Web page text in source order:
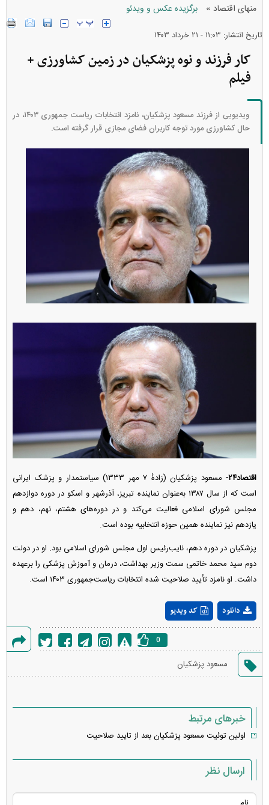
منهای اقتصاد » برگزیده عکس و ویدئو
تاریخ انتشار: ۱۱:۰۳ - ۲۱ خرداد ۱۴۰۳
کار فرزند و نوه پزشکیان در زمین کشاورزی +
فیلم
ویدیویی از فرزند مسعود پزشکیان، نامزد انتخابات ریاست جمهوری ۱۴۰۳، در
حال کشاورزی مورد توجه کاربران فضای مجازی قرار گرفته است.
اقتصاد۲۴-
مسعود پزشکیان (زادهٔ ۷ مهر ۱۳۳۳) سیاستمدار و پزشک ایرانی
است که از سال ۱۳۸۷ به‌عنوان نماینده تبریز، آذرشهر و اسکو در دوره دوازدهم
مجلس شورای اسلامی فعالیت می‌کند و در دوره‌های هشتم، نهم، دهم و
یازدهم نیز نماینده همین حوزه انتخابیه بوده است.
پزشکیان در دوره دهم، نایب‌رئیس اول مجلس شورای اسلامی بود. او در دولت
دوم سید محمد خاتمی سمت وزیر بهداشت، درمان و آموزش پزشکی را برعهده
داشت. او نامزد تأیید صلاحیت شده انتخابات ریاست‌جمهوری ۱۴۰۳ است.
Play
Video
کد ویدیو دانلود
خطا
0
مسعود پزشکیان
خبرهای مرتبط
اولین توئیت مسعود پزشکیان بعد از تایید صلاحیت
ارسال نظر